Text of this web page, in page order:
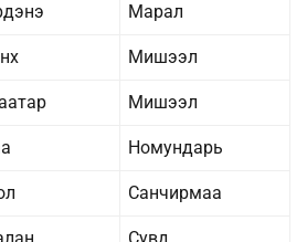
Марал
Мишээл
Мишээл
Номундарь
Санчирмаа